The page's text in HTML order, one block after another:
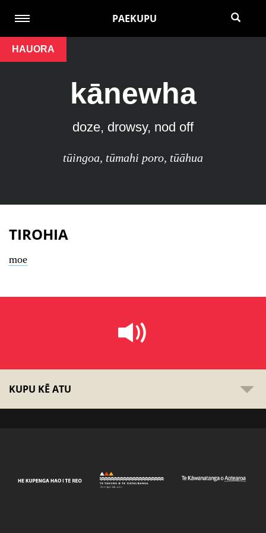
PAEKUPU
HAUORA
kānewha
doze, drowsy, nod off
tūingoa, tūmahi poro, tūāhua
TIROHIA
moe
KUPU KĒ ATU